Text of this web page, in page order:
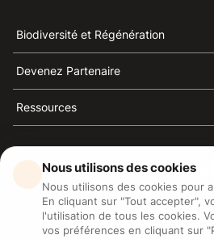
Biodiversité et Régénération
Devenez Partenaire
Ressources
3Bee est la référence du
défense des abeilles et
Nous utilisons des cookies
Nous utilisons des cookies pour
En cliquant sur "Tout accepter",
l'utilisation de tous les cookies.
vos préférences en cliquant sur